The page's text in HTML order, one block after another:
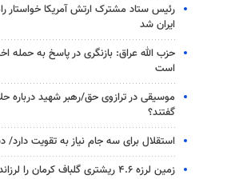
رئیس ستاد مشترک ارتش آمریکا خواستار
ایران شد
حزب الله عراق: بازنگری در پاسخ به حمله
است
موسیقی در ترازوی حق/رهبر شهید درباره
گفتند؟
استقلال برای سه جام نیاز به تقویت
زمین لرزه ۴.۶ ریشتری گلباف کرمان را لرزاند